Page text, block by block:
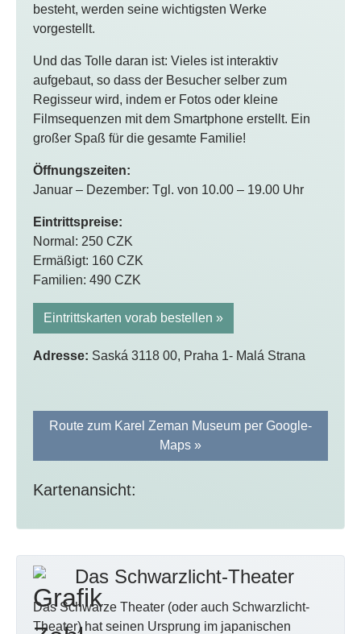
besteht, werden seine wichtigsten Werke
vorgestellt.
Und das Tolle daran ist: Vieles ist interaktiv
aufgebaut, so dass der Besucher selber zum
Regisseur wird, indem er Fotos oder kleine
Filmsequenzen mit dem Smartphone erstellt. Ein
großer Spaß für die gesamte Familie!
Öffnungszeiten:
Januar – Dezember: Tgl. von 10.00 – 19.00 Uhr
Eintrittspreise:
Normal: 250 CZK
Ermäßigt: 160 CZK
Familien: 490 CZK
Eintrittskarten vorab bestellen »
Adresse: Saská 3118 00, Praha 1- Malá Strana
Route zum Karel Zeman Museum per Google-
Maps »
Kartenansicht:
Das Schwarzlicht-Theater
Das Schwarze Theater (oder auch Schwarzlicht-
Theater) hat seinen Ursprung im japanischen